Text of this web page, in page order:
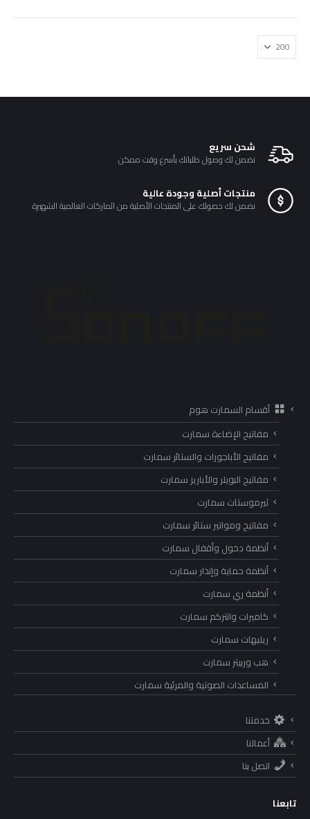
شحن سريع
نضمن لك وصول طلباتك بأسرع وقت ممكن
منتجات أصلية وجودة عالية
نضمن لك حصولك على المنتجات الأصلية من الماركات العالمية الشهيرة
أقسام السمارت هوم
مفاتيح الإضاءة سمارت
مفاتيح الأباجورات والستائر سمارت
مفاتيح البويلر والأباريز سمارت
ثيرموستات سمارت
مفاتيح ومواتير ستائر سمارت
أنظمة دخول وأقفال سمارت
أنظمة حماية وإنذار سمارت
أنظمة ري سمارت
كاميرات وانتركم سمارت
ريليهات سمارت
هب وربيتر سمارت
المساعدات الصوتية والمرئية سمارت
خدمتنا
أعمالنا
اتصل بنا
تابعنا